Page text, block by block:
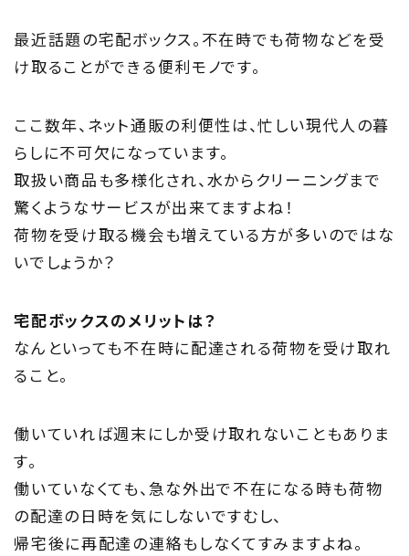
TOP
About
住まい夢ネットとは
Concept
Philosophy
私たちの目指す家づくり
Members
Project
私たちの取り組み
最近話題の宅配ボックス。不在時でも荷物などを受
け取ることができる便利モノです。
ここ数年、ネット通販の利便性は、忙しい現代人の暮
らしに不可欠になっています。
取扱い商品も多様化され、水からクリーニングまで
驚くようなサービスが出来てますよね！
荷物を受け取る機会も増えている方が多いのではな
いでしょうか？
宅配ボックスのメリットは？
なんといっても不在時に配達される荷物を受け取れ
ること。
働いていれば週末にしか受け取れないこともありま
す。
働いていなくても、急な外出で不在になる時も荷物
の配達の日時を気にしないですむし、
帰宅後に再配達の連絡もしなくてすみますよね。